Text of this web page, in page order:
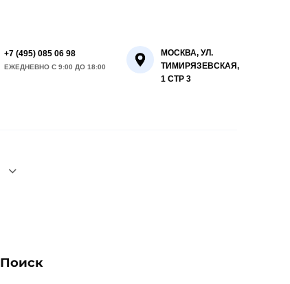
+7 (495) 085 06 98
ЕЖЕДНЕВНО С 9:00 ДО 18:00
МОСКВА, УЛ.
ТИМИРЯЗЕВСКАЯ,
1 СТР 3
Поиск